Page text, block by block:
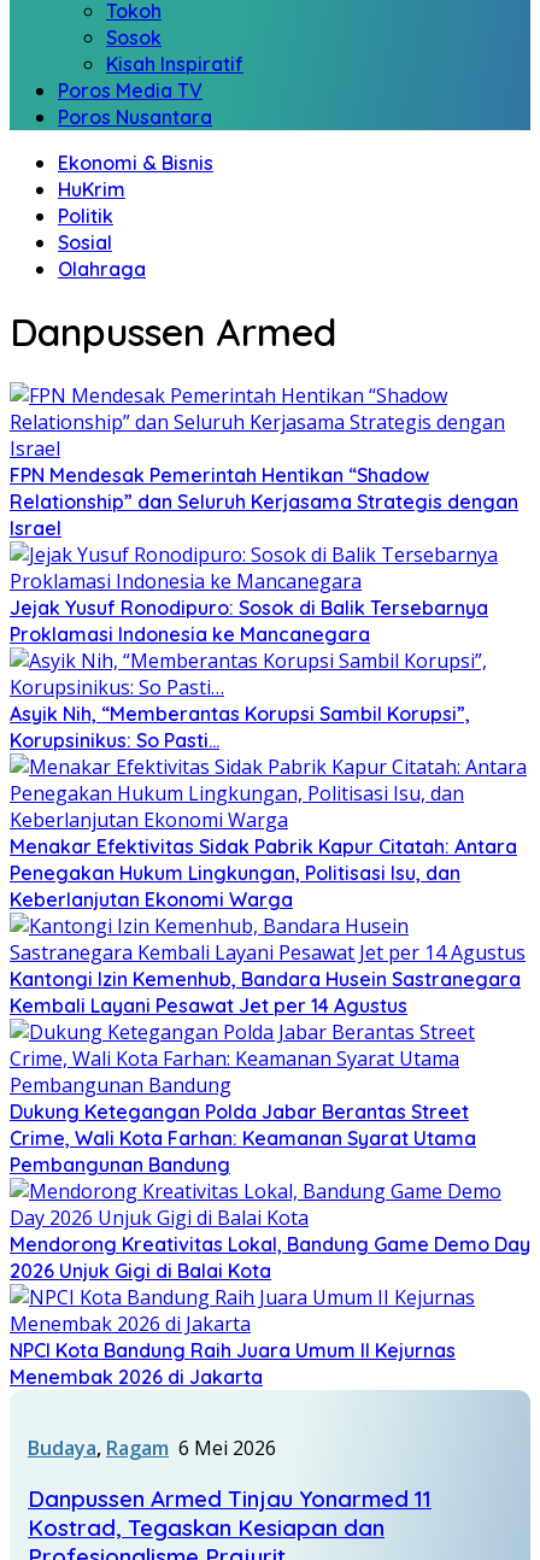
Tokoh
Sosok
Kisah Inspiratif
Poros Media TV
Poros Nusantara
Ekonomi & Bisnis
HuKrim
Politik
Sosial
Olahraga
‎Danpussen Armed
FPN Mendesak Pemerintah Hentikan “Shadow
Relationship” dan Seluruh Kerjasama Strategis dengan
Israel
Jejak Yusuf Ronodipuro: Sosok di Balik Tersebarnya
Proklamasi Indonesia ke Mancanegara
Asyik Nih, “Memberantas Korupsi Sambil Korupsi”,
Korupsinikus: So Pasti…
Menakar Efektivitas Sidak Pabrik Kapur Citatah: Antara
Penegakan Hukum Lingkungan, Politisasi Isu, dan
Keberlanjutan Ekonomi Warga
Kantongi Izin Kemenhub, Bandara Husein Sastranegara
Kembali Layani Pesawat Jet per 14 Agustus
Dukung Ketegangan Polda Jabar Berantas Street
Crime, Wali Kota Farhan: Keamanan Syarat Utama
Pembangunan Bandung
Mendorong Kreativitas Lokal, Bandung Game Demo Day
2026 Unjuk Gigi di Balai Kota
NPCI Kota Bandung Raih Juara Umum II Kejurnas
Menembak 2026 di Jakarta
Budaya, Ragam 6 Mei 2026
‎Danpussen Armed Tinjau Yonarmed 11
Kostrad, Tegaskan Kesiapan dan